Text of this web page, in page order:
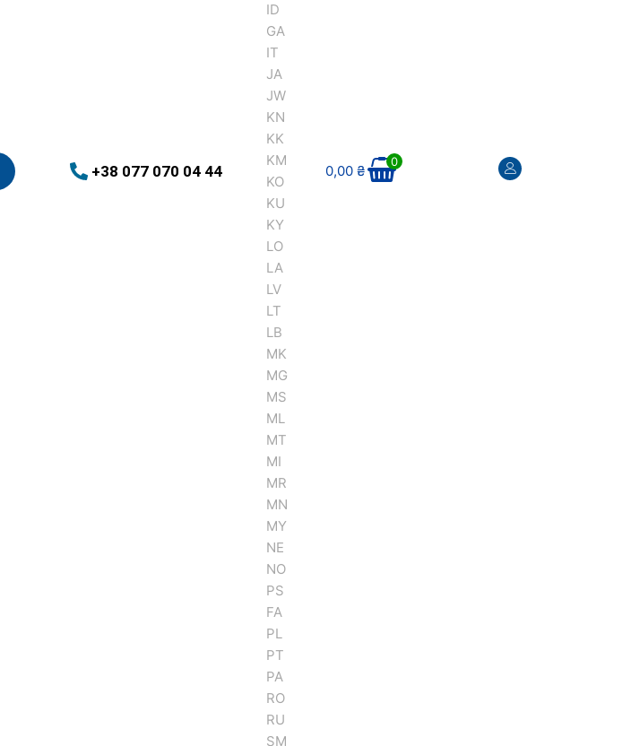
+38 077 070 04 44
ID
GA
IT
JA
JW
KN
KK
KM
KO
KU
KY
LO
LA
LV
LT
LB
MK
MG
MS
ML
MT
MI
MR
MN
MY
NE
NO
PS
FA
PL
PT
PA
RO
RU
SM
0,00₴
0